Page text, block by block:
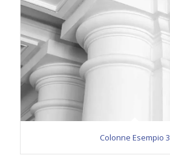
Colonne Esempio 3